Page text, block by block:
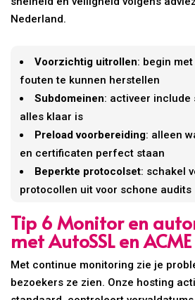
Nederland.
Voorzichtig uitrollen: begin
fouten te kunnen herstellen
Subdomeinen: activeer include
alles klaar is
Preload voorbereiding: alleen
en certificaten perfect staan
Beperkte protocolset: schakel
protocollen uit voor schone audits
Tip 6 Monitor en
met AutoSSL en ACME
Met continue monitoring zie je
bezoekers ze zien. Onze hosting